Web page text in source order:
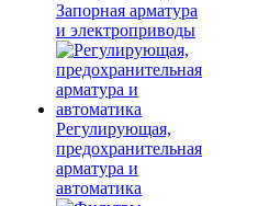
Запорная арматура
и электроприводы
Регулирующая,
предохранительная
арматура и
автоматика